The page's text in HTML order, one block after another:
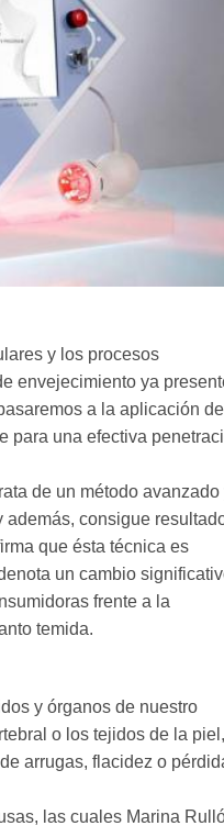
y los procesos
envejecimiento ya
a la aplicación del
para una efectiva
de un método avanzado
consigue
que ésta técnica es
un cambio
frente a la
temida.
y órganos de nuestro
o los tejidos de la
arrugas, flacidez o
las cuales Marina